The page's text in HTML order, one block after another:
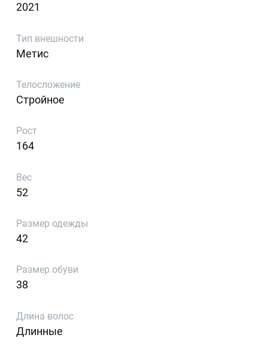
2021
Тип внешности
Метис
Телосложение
Стройное
Рост
164
Вес
52
Размер одежды
42
Размер обуви
38
Длина волос
Длинные